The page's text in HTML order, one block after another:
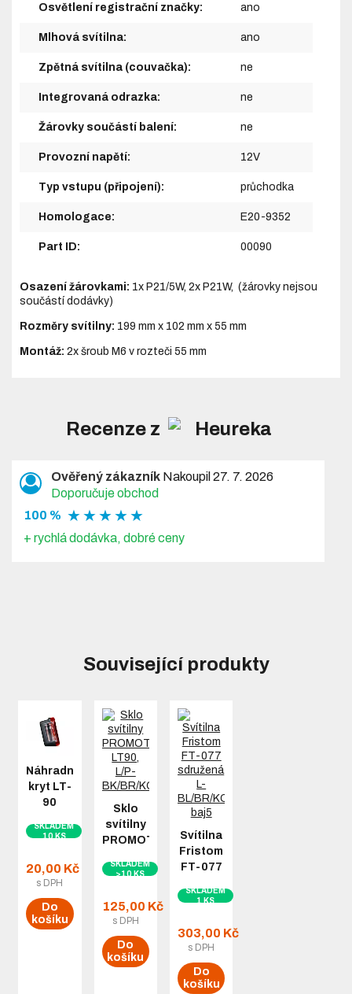
Osvětlení registrační značky: ano
Mlhová svítilna: ano
Zpětná svítilna (couvačka): ne
Integrovaná odrazka: ne
Žárovky součástí balení: ne
Provozní napětí: 12V
Typ vstupu (připojení): průchodka
Homologace: E20-9352
Part ID: 00090
Osazení žárovkami: 1x P21/5W, 2x P21W, (žárovky nejsou
součástí dodávky)
Rozměry svítilny: 199 mm x 102 mm x 55 mm
Montáž: 2x šroub M6 v rozteči 55 mm
Recenze z
Ověřený zákazník Nakoupil 27. 7. 2026
Doporučuje obchod
100 % ★ ★ ★ ★ ★
+ rychlá dodávka, dobré ceny
Související produkty
Náhradní
kryt LT-
90
SPZ
SKLADEM
10 KS
20,00 Kč
s DPH
Do
košíku
Sklo
svítilny
PROMOT
L/P-
SKLADEM
>10 KS
125,00 Kč
s DPH
Do
košíku
Svítilna
Fristom
FT-077
L-
baj5
SKLADEM
1 KS
303,00 Kč
s DPH
Do
košíku